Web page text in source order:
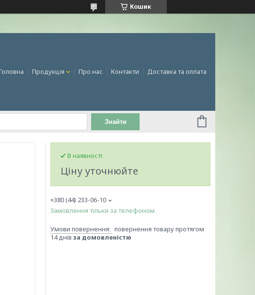
Кошик
Продукція Про нас Контакти Доставка та оплата
Знайти
В наявності
Ціну уточнюйте
+380 (44) 233-06-10
Замовлення тільки за телефоном
повернення товару протягом
14 днів за домовленістю